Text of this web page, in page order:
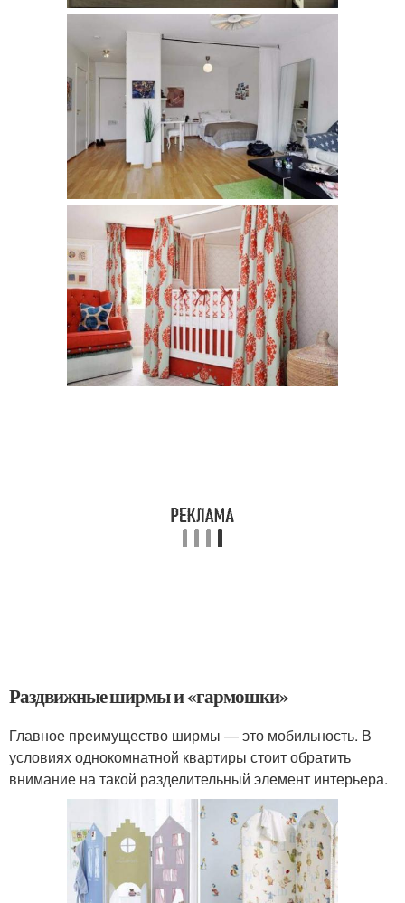
Раздвижные ширмы и «гармошки»
Главное преимущество ширмы — это мобильность. В
условиях однокомнатной квартиры стоит обратить
внимание на такой разделительный элемент интерьера.